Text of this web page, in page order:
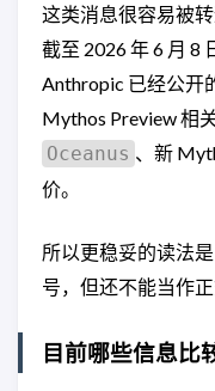
这类消息很容易被
截至 2026 年 6 月 8
Anthropic 已经公开
Mythos Preview 相
Oceanus 、新
价。
所以更稳妥的读法
号，但还不能当作正
目前哪些信息比